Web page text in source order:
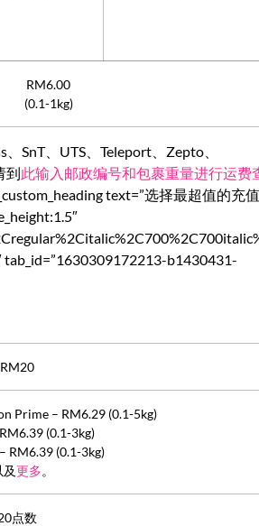
RM6.00
(0.1-1kg)
SnT、UTS、Teleport、Zepto、
到此输入邮政编号和包裹重量进行运费
text=”选择最超值的充
tab_id=”1630309172213-b1430431-
RM20
Prime – RM6.29 (0.1-5kg)
(0.1-3kg)
RM6.39 (0.1-3kg)
及更多。
点数